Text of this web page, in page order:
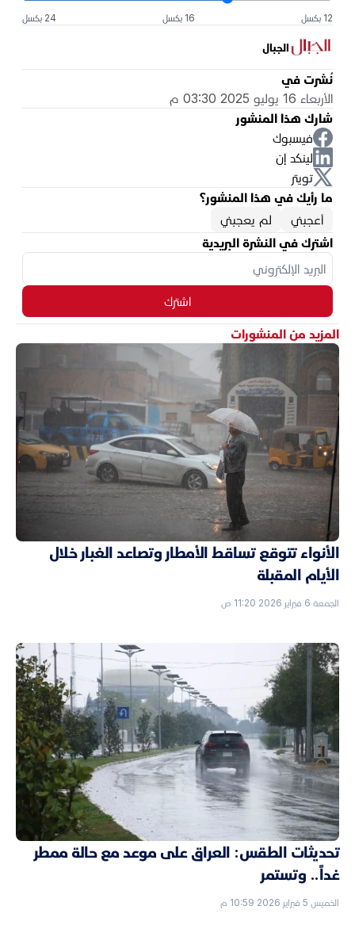
12 بكسل 16 بكسل 24 بكسل
الجبال
نُشرت في
الأربعاء 16 يوليو 2025 03:30 م
شارك هذا المنشور
فيسبوك
لينكد إن
تويتر
ما رأيك في هذا المنشور؟
أعجبني
لم يعجبني
اشترك في النشرة البريدية
اشترك
المزيد من المنشورات
الأنواء تتوقع تساقط الأمطار وتصاعد الغبار خلال
الأيام المقبلة
الجمعة 6 فبراير 2026 11:20 ص
تحديثات الطقس: العراق على موعد مع حالة ممطر
غداً.. وتستمر
الخميس 5 فبراير 2026 10:59 م